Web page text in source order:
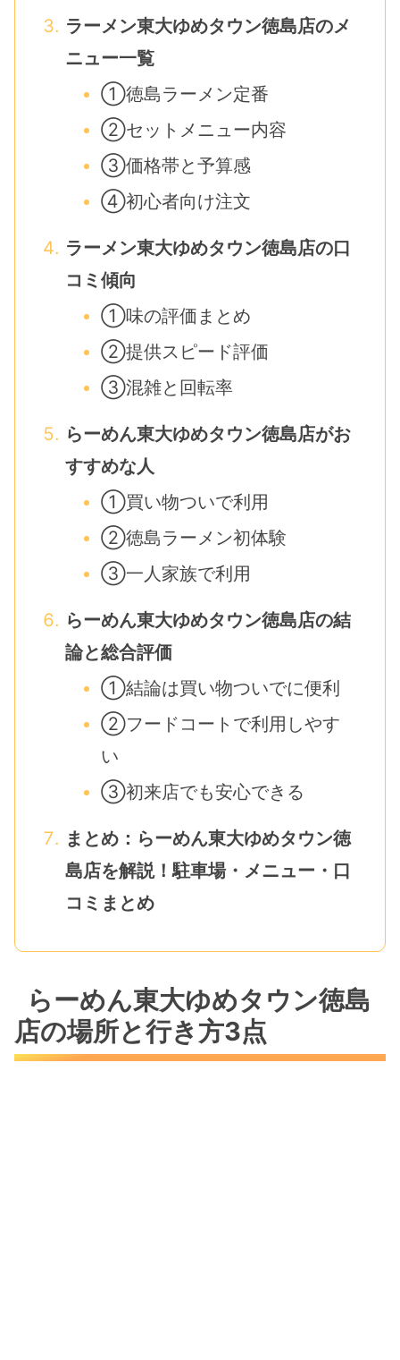
ラーメン東大ゆめタウン徳島店のメ
ニュー一覧
①徳島ラーメン定番
②セットメニュー内容
③価格帯と予算感
④初心者向け注文
ラーメン東大ゆめタウン徳島店の口
コミ傾向
①味の評価まとめ
②提供スピード評価
③混雑と回転率
らーめん東大ゆめタウン徳島店がお
すすめな人
①買い物ついで利用
②徳島ラーメン初体験
③一人家族で利用
らーめん東大ゆめタウン徳島店の結
論と総合評価
①結論は買い物ついでに便利
②フードコートで利用しやす
い
③初来店でも安心できる
まとめ：らーめん東大ゆめタウン徳
島店を解説！駐車場・メニュー・口
コミまとめ
らーめん東大ゆめタウン徳島
店の場所と行き方3点